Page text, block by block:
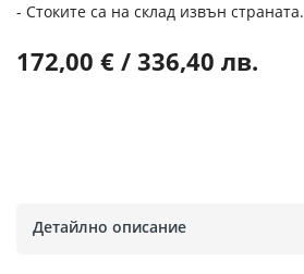
- Стоките са на склад извън страната.
172,00 € / 336,40 лв.
Детайлно описание